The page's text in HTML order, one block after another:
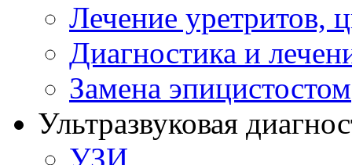
Лечение уретритов,
Диагностика и
Замена эпицистостом
Ультразвуковая